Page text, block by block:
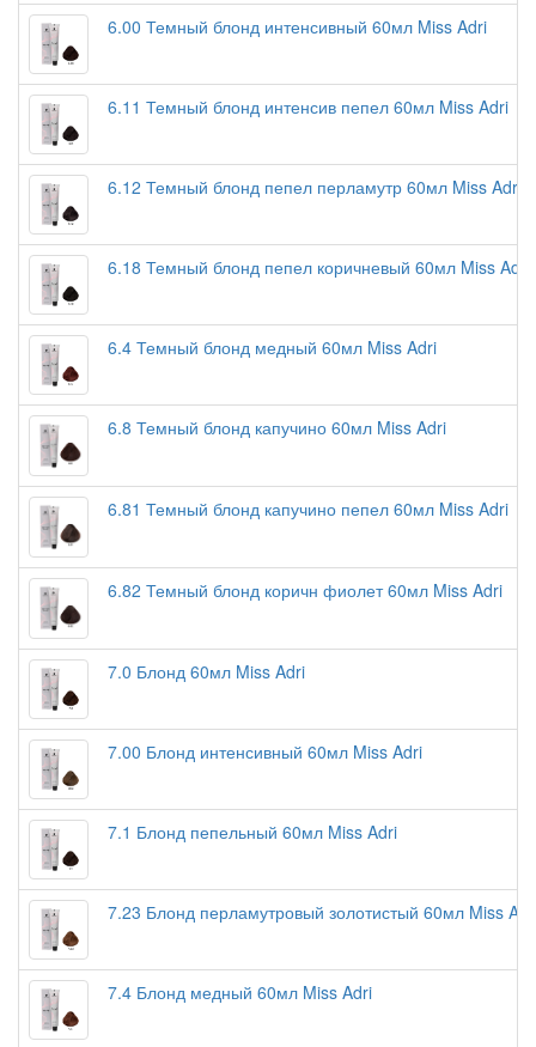
6.00 Темный блонд интенсивный 60мл Miss Adri
6.11 Темный блонд интенсив пепел 60мл Miss Adri
6.12 Темный блонд пепел перламутр 60мл Miss Adri
6.18 Темный блонд пепел коричневый 60мл Miss Adri
6.4 Темный блонд медный 60мл Miss Adri
6.8 Темный блонд капучино 60мл Miss Adri
6.81 Темный блонд капучино пепел 60мл Miss Adri
6.82 Темный блонд коричн фиолет 60мл Miss Adri
7.0 Блонд 60мл Miss Adri
7.00 Блонд интенсивный 60мл Miss Adri
7.1 Блонд пепельный 60мл Miss Adri
7.23 Блонд перламутровый золотистый 60мл Miss Adr
7.4 Блонд медный 60мл Miss Adri